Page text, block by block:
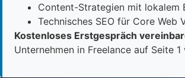
Content-Strategien mit lokalem
Technisches SEO für Core Web
Kostenloses Erstgespräch
Unternehmen in Freelance auf Seite 1